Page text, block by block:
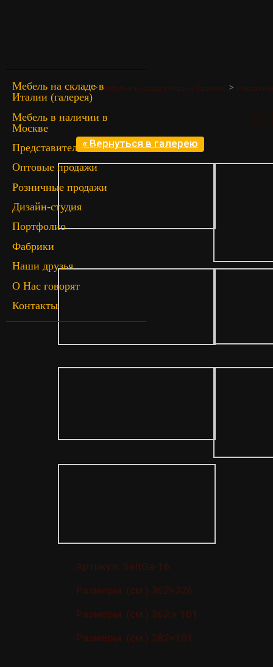
Мебель на складе в
Италии (галерея)
Мебель в наличии в
Москве
Представительство
Оптовые продажи
Розничные продажи
Дизайн-студия
Портфолио
Фабрики
Наши друзья
О Нас говорят
Контакты
Главная>Мебель на складе в Италии (Галерея) > Мягкая
« Вернуться в галерею
Артикул: SeItGa-16
Размеры: (см:) 362×326
Размеры: (см:) 362 x 101
Размеры: (см:) 282×101